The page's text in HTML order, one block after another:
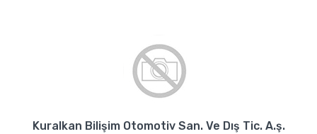
Kuralkan Bilişim Otomotiv San. Ve Dış Tic. A.ş.